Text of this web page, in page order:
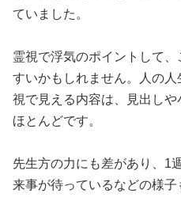
ていました。
霊視で浮気のポイントして
すいかもしれません。人の
視で見える内容は、見出し
ほとんどです。
先生方の力にも差があり、1
来事が待っているなどの様